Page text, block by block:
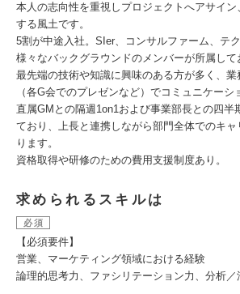
本人の志向性を重視しプロジェクトへアサイ
する風土です。
5割が中途入社。SIer、コンサルファーム、テ
様々なバックグラウンドのメンバーが所属して
最先端の技術や知識に興味のある方が多く、
（各G会でのプレゼンなど）でコミュニケーシ
直属GMとの隔週1on1および事業部長との四半
ており、上長と連携しながら部門全体でのキ
ります。
資格取得や研修のための費用支援制度あり。
求められるスキルは
必須
【必須要件】
営業、マーケティング領域における経験
論理的思考力、ファシリテーション力、分析／